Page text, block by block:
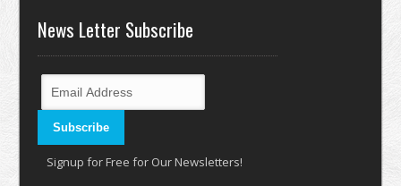
News Letter Subscribe
Signup for Free for Our Newsletters!